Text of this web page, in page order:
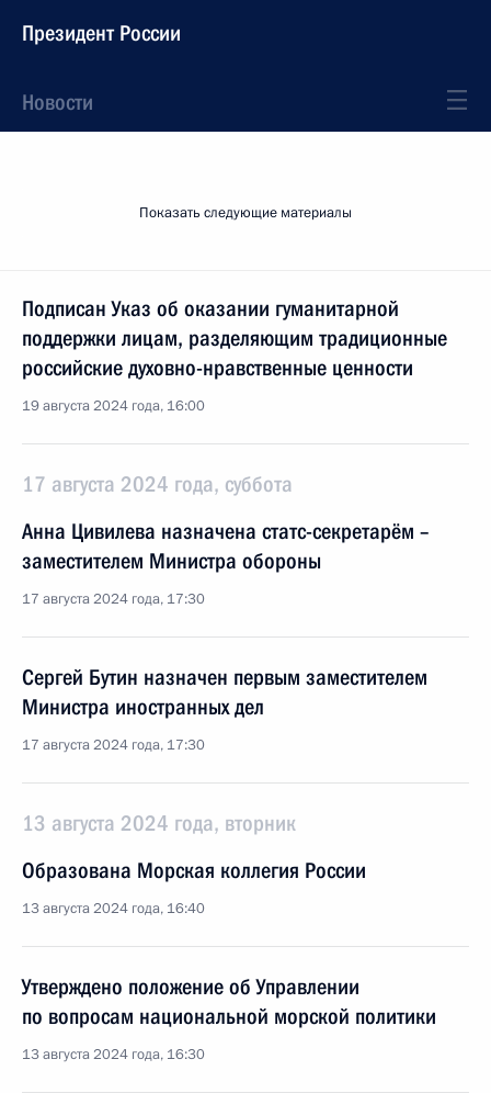
Президент России
Новости
Показать следующие материалы
Подписан Указ об оказании гуманитарной
поддержки лицам, разделяющим традиционные
российские духовно-нравственные ценности
19 августа 2024 года, 16:00
17 августа 2024 года, суббота
Анна Цивилева назначена статс-секретарём –
заместителем Министра обороны
17 августа 2024 года, 17:30
Сергей Бутин назначен первым заместителем
Министра иностранных дел
17 августа 2024 года, 17:30
13 августа 2024 года, вторник
Образована Морская коллегия России
13 августа 2024 года, 16:40
Утверждено положение об Управлении
по вопросам национальной морской политики
13 августа 2024 года, 16:30